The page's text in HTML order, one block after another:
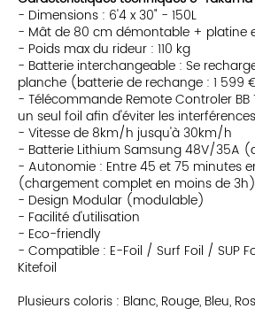
- Dimensions : 6'4 x 30" - 150L
- Mât de 80 cm démontable + platine
- Poids max du rideur : 110 kg
- Batterie interchangeable : Se
planche (batterie de rechange : 1 599
- Télécommande Remote Controler
un seul foil afin d'éviter les
- Vitesse de 8km/h jusqu'à 30km/h
- Batterie Lithium Samsung 48V/35A
- Autonomie : Entre 45 et 75 minutes
(chargement complet en moins de 3h)
- Design Modular (modulable)
- Facilité d'utilisation
- Eco-friendly
- Compatible : E-Foil / Surf Foil / SUP
Kitefoil
Plusieurs coloris : Blanc, Rouge, Bleu,